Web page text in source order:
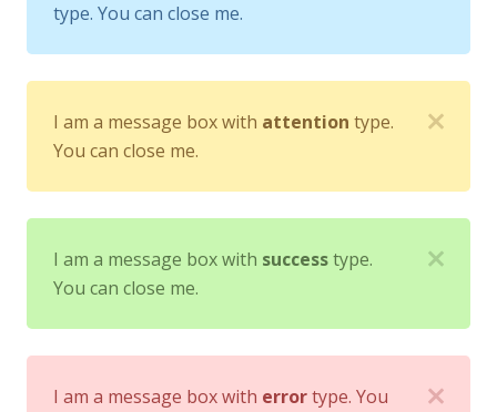
type. You can close me.
I am a message box with attention type.
You can close me.
I am a message box with successtype.
You can close me.
I am a message box with errortype. You